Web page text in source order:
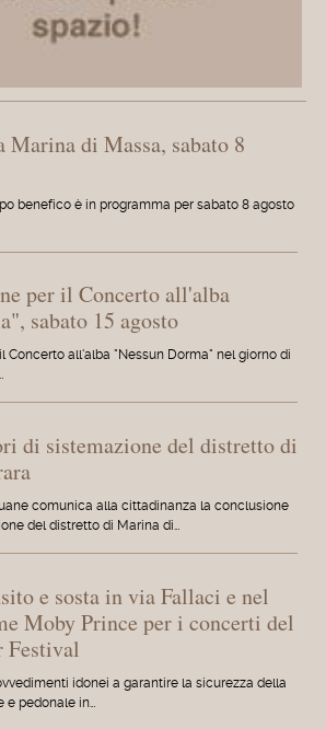
Marina di Massa, sabato 8
benefico è in programma per sabato 8 agosto
per il Concerto all'alba
sabato 15 agosto
Concerto all'alba "Nessun Dorma" nel giorno di
di sistemazione del distretto di
comunica alla cittadinanza la conclusione
del distretto di Marina di…
e sosta in via Fallaci e nel
Moby Prince per i concerti del
Festival
idonei a garantire la sicurezza della
e pedonale in…